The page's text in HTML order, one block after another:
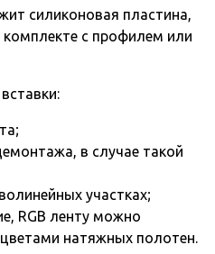
силиконовая пластина,
с профилем или
в случае такой
участках;
RGB ленту можно
натяжных полотен.